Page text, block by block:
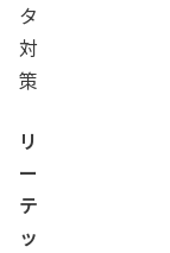
タ
対
策
リ
ー
テ
ッ